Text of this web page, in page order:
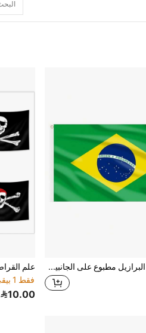
1 قطعة علم البرازيل مطبوع على الجانبين، علم معلق بحلقات، من مادة البوليستر، ألوان حية مقاومة للتلاف بالأشعة فوق البنفسجية، ديكور المنزل والخارج والأعياد
فقط 1 بيقي
10.00